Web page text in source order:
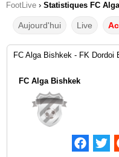
FootLive › Statistiques FC
Aujourd'hui Live
FC Alga Bishkek - FK Dordoi
FC Alga Bishkek